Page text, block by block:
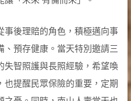
事後理賠的角色，積極邁向事
、預存健康。當天特別邀請三
失智照護與長照經驗，希望喚
也提醒民眾保險的重要，定期